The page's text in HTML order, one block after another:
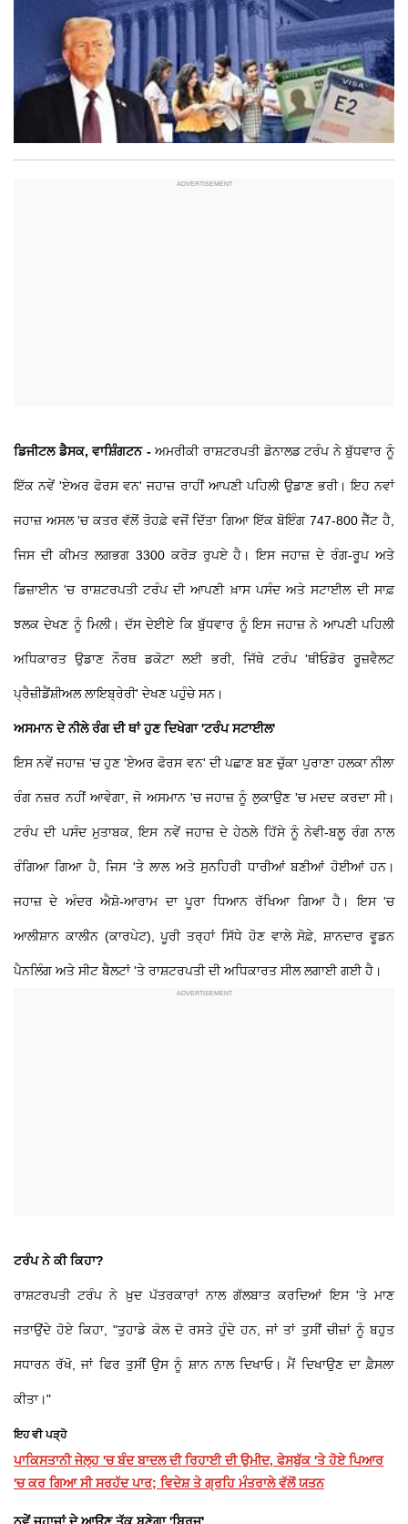
ਡਿਜੀਟਲ ਡੈਸਕ, ਵਾਸ਼ਿੰਗਟਨ -ਅਮਰੀਕੀ ਰਾਸ਼ਟਰਪਤੀ ਡੋਨਾਲਡ ਟਰੰਪ ਨੇ ਬੁੱਧਵਾਰ ਨੂੰ
ਇੱਕ ਨਵੇਂ 'ਏਅਰ ਫੋਰਸ ਵਨ' ਜਹਾਜ਼ ਰਾਹੀਂ ਆਪਣੀ ਪਹਿਲੀ ਉਡਾਣ ਭਰੀ। ਇਹ ਨਵਾਂ
ਜਹਾਜ਼ ਅਸਲ 'ਚ ਕਤਰ ਵੱਲੋਂ ਤੋਹਫ਼ੇ ਵਜੋਂ ਦਿੱਤਾ ਗਿਆ ਇੱਕ ਬੋਇੰਗ 747-800 ਜੈੱਟ ਹੈ,
ਜਿਸ ਦੀ ਕੀਮਤ ਲਗਭਗ 3300 ਕਰੋੜ ਰੁਪਏ ਹੈ। ਇਸ ਜਹਾਜ਼ ਦੇ ਰੰਗ-ਰੂਪ ਅਤੇ
ਡਿਜ਼ਾਈਨ 'ਚ ਰਾਸ਼ਟਰਪਤੀ ਟਰੰਪ ਦੀ ਆਪਣੀ ਖ਼ਾਸ ਪਸੰਦ ਅਤੇ ਸਟਾਈਲ ਦੀ ਸਾਫ਼
ਝਲਕ ਦੇਖਣ ਨੂੰ ਮਿਲੀ। ਦੱਸ ਦੇਈਏ ਕਿ ਬੁੱਧਵਾਰ ਨੂੰ ਇਸ ਜਹਾਜ਼ ਨੇ ਆਪਣੀ ਪਹਿਲੀ
ਅਧਿਕਾਰਤ ਉਡਾਣ ਨੌਰਥ ਡਕੋਟਾ ਲਈ ਭਰੀ, ਜਿੱਥੇ ਟਰੰਪ 'ਥੀਓਡੋਰ ਰੂਜ਼ਵੈਲਟ
ਪ੍ਰੈਜ਼ੀਡੈਂਸ਼ੀਅਲ ਲਾਇਬ੍ਰੇਰੀ' ਦੇਖਣ ਪਹੁੰਚੇ ਸਨ।
ਅਸਮਾਨ ਦੇ ਨੀਲੇ ਰੰਗ ਦੀ ਥਾਂ ਹੁਣ ਦਿਖੇਗਾ 'ਟਰੰਪ ਸਟਾਈਲ'
ਇਸ ਨਵੇਂ ਜਹਾਜ਼ 'ਚ ਹੁਣ 'ਏਅਰ ਫੋਰਸ ਵਨ' ਦੀ ਪਛਾਣ ਬਣ ਚੁੱਕਾ ਪੁਰਾਣਾ ਹਲਕਾ ਨੀਲਾ
ਰੰਗ ਨਜ਼ਰ ਨਹੀਂ ਆਵੇਗਾ, ਜੋ ਅਸਮਾਨ 'ਚ ਜਹਾਜ਼ ਨੂੰ ਲੁਕਾਉਣ 'ਚ ਮਦਦ ਕਰਦਾ ਸੀ।
ਟਰੰਪ ਦੀ ਪਸੰਦ ਮੁਤਾਬਕ, ਇਸ ਨਵੇਂ ਜਹਾਜ਼ ਦੇ ਹੇਠਲੇ ਹਿੱਸੇ ਨੂੰ ਨੇਵੀ-ਬਲੂ ਰੰਗ ਨਾਲ
ਰੰਗਿਆ ਗਿਆ ਹੈ, ਜਿਸ 'ਤੇ ਲਾਲ ਅਤੇ ਸੁਨਹਿਰੀ ਧਾਰੀਆਂ ਬਣੀਆਂ ਹੋਈਆਂ ਹਨ।
ਜਹਾਜ਼ ਦੇ ਅੰਦਰ ਐਸ਼ੋ-ਆਰਾਮ ਦਾ ਪੂਰਾ ਧਿਆਨ ਰੱਖਿਆ ਗਿਆ ਹੈ। ਇਸ 'ਚ
ਆਲੀਸ਼ਾਨ ਕਾਲੀਨ (ਕਾਰਪੇਟ), ਪੂਰੀ ਤਰ੍ਹਾਂ ਸਿੱਧੇ ਹੋਣ ਵਾਲੇ ਸੋਫ਼ੇ, ਸ਼ਾਨਦਾਰ ਵੂਡਨ
ਪੈਨਲਿੰਗ ਅਤੇ ਸੀਟ ਬੈਲਟਾਂ 'ਤੇ ਰਾਸ਼ਟਰਪਤੀ ਦੀ ਅਧਿਕਾਰਤ ਸੀਲ ਲਗਾਈ ਗਈ ਹੈ।
ਟਰੰਪ ਨੇ ਕੀ ਕਿਹਾ?
ਰਾਸ਼ਟਰਪਤੀ ਟਰੰਪ ਨੇ ਖ਼ੁਦ ਪੱਤਰਕਾਰਾਂ ਨਾਲ ਗੱਲਬਾਤ ਕਰਦਿਆਂ ਇਸ 'ਤੇ ਮਾਣ
ਜਤਾਉਂਦੇ ਹੋਏ ਕਿਹਾ, "ਤੁਹਾਡੇ ਕੋਲ ਦੋ ਰਸਤੇ ਹੁੰਦੇ ਹਨ, ਜਾਂ ਤਾਂ ਤੁਸੀਂ ਚੀਜ਼ਾਂ ਨੂੰ ਬਹੁਤ
ਸਧਾਰਨ ਰੱਖੋ, ਜਾਂ ਫਿਰ ਤੁਸੀਂ ਉਸ ਨੂੰ ਸ਼ਾਨ ਨਾਲ ਦਿਖਾਓ। ਮੈਂ ਦਿਖਾਉਣ ਦਾ ਫ਼ੈਸਲਾ
ਕੀਤਾ।"
ਇਹ ਵੀ ਪੜ੍ਹੋ
ਪਾਕਿਸਤਾਨੀ ਜੇਲ੍ਹ 'ਚ ਬੰਦ ਬਾਦਲ ਦੀ ਰਿਹਾਈ ਦੀ ਉਮੀਦ, ਫੇਸਬੁੱਕ 'ਤੇ ਹੋਏ ਪਿਆਰ
'ਚ ਕਰ ਗਿਆ ਸੀ ਸਰਹੱਦ ਪਾਰ; ਵਿਦੇਸ਼ ਤੇ ਗ੍ਰਹਿ ਮੰਤਰਾਲੇ ਵੱਲੋਂ ਯਤਨ